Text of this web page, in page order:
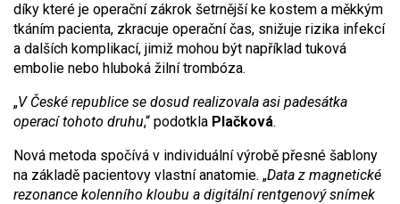
díky které je operační zákrok šetrnější ke kostem a měkkým
tkáním pacienta, zkracuje operační čas, snižuje rizika infekcí
a dalších komplikací, jimiž mohou být například tuková
embolie nebo hluboká žilní trombóza.
„V České republice se dosud realizovala asi padesátka
operací tohoto druhu,“ podotkla Plačková.
Nová metoda spočívá v individuální výrobě přesné šablony
na základě pacientovy vlastní anatomie. „Data z magnetické
rezonance kolenního kloubu a digitální rentgenový snímek